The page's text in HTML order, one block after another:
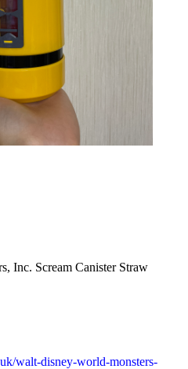
Inc. Scream Canister Straw
walt-disney-world-monsters-